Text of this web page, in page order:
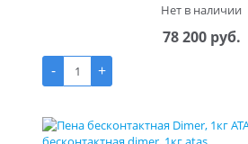
Нет в наличии
78 200 руб.
-
+